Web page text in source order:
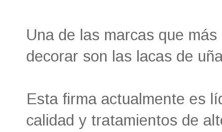
Una de las marcas que
decorar son las lacas de
Esta firma actualmente es
calidad y tratamientos de